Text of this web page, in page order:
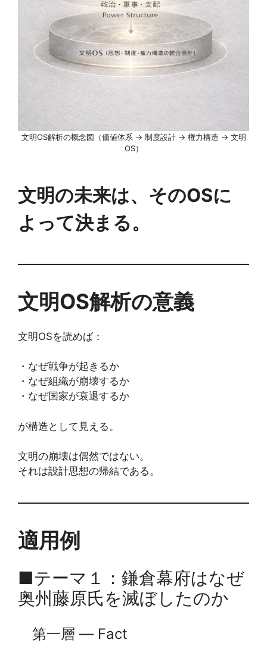
文明OS解析の概念図（価値体系 → 制度設計 → 権力構造 → 文明
OS）
文明の未来は、そのOSに
よって決まる。
文明OS解析の意義
文明OSを読めば：
・なぜ戦争が起きるか
・なぜ組織が崩壊するか
・なぜ国家が衰退するか
が構造として見える。
文明の崩壊は偶然ではない。
それは設計思想の帰結である。
適用例
■テーマ１：鎌倉幕府はなぜ
奥州藤原氏を滅ぼしたのか
第一層 ― Fact